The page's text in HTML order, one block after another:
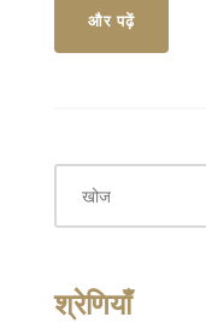
और पढ़ें
श्रेणियाँ